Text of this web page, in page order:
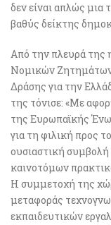
δεν είναι απλώς μια
βαθύς δείκτης
Από την πλευρά της
Νομικών
Δράσης για την
της τόνισε: «Με
της Ευρωπαϊκής
για τη φιλική προς
ουσιαστική
καινοτόμων
Η συμμετοχή της
μεταφοράς
εκπαιδευτικών